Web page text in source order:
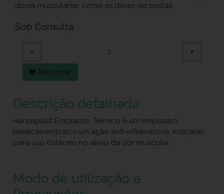
dores musculares, como as dores de costas.
Sob Consulta
− +
Adicionar
Descrição detalhada
Hansaplast Emplastro Térmico é um emplastro
medicamentoso com ação anti-inflamatória, indicado
para uso cutâneo no alívio da dor muscular.
Modo de utilização e